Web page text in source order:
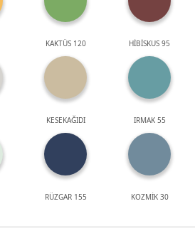
KAKTÜS 120 HİBİSKUS 95
KESEKAĞIDI IRMAK 55
RÜZGAR 155 KOZMİK 30